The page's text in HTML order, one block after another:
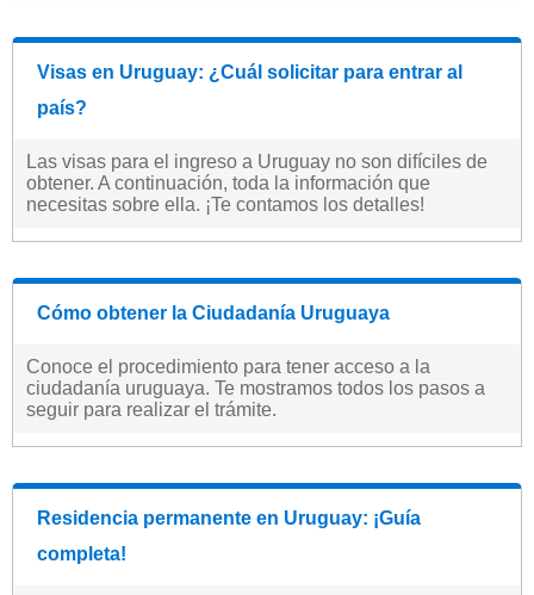
Visas en Uruguay: ¿Cuál solicitar para entrar al
país?
Las visas para el ingreso a Uruguay no son difíciles de
obtener. A continuación, toda la información que
necesitas sobre ella. ¡Te contamos los detalles!
Cómo obtener la Ciudadanía Uruguaya
Conoce el procedimiento para tener acceso a la
ciudadanía uruguaya. Te mostramos todos los pasos a
seguir para realizar el trámite.
Residencia permanente en Uruguay: ¡Guía
completa!